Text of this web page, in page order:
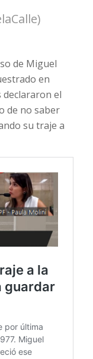
de Miguel
en
declararon el
de no saber
su traje a